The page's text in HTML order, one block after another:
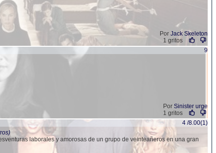
Por Jack Skeleton
1 gritos
9
Por Sinister urge
1 gritos
4 /8.00(1)
laborales y amorosas de un grupo de veinteañeros en una gran